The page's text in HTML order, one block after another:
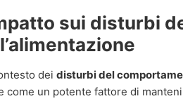
sui disturbi
dei disturbi del
come un potente fattore di